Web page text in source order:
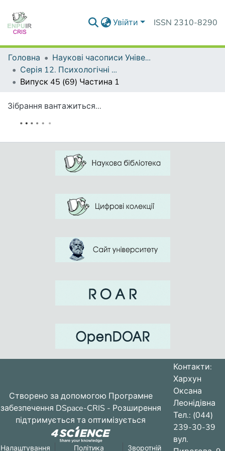
Увійти ISSN 2310-8290
Головна
Наукові часописи Університету
Серія 12. Психологічні науки
Випуск 45 (69) Частина 1
Зібрання вантажиться...
Створено за допомогою Програмне
забезпечення DSpace-CRIS - Розширення
підтримується та оптимізується
Налаштування Політика Зворотній
Контакти:
Хархун
Оксана
Леонідівна
Тел.: (044)
239-30-39
вул.